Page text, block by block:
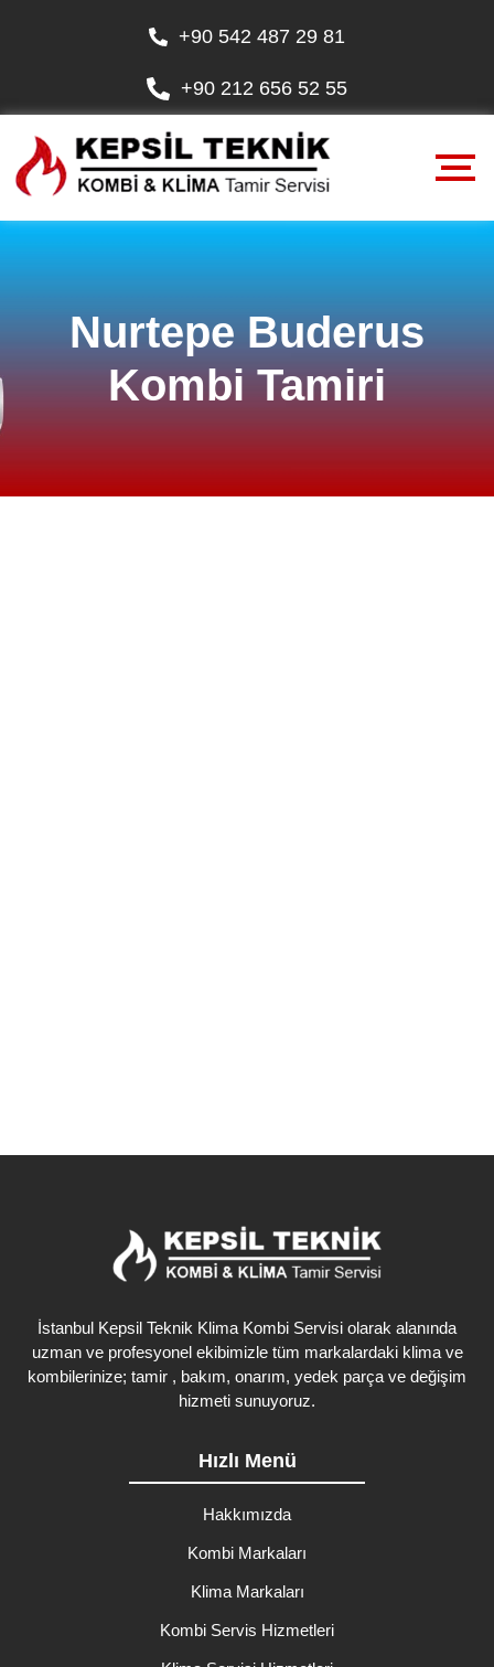
+90 542 487 29 81
+90 212 656 52 55
Nurtepe Buderus
Kombi Tamiri
İstanbul Kepsil Teknik Klima Kombi Servisi olarak alanında
uzman ve profesyonel ekibimizle tüm markalardaki klima ve
kombilerinize; tamir , bakım, onarım, yedek parça ve değişim
hizmeti sunuyoruz.
Hızlı Menü
Hakkımızda
Kombi Markaları
Klima Markaları
Kombi Servis Hizmetleri